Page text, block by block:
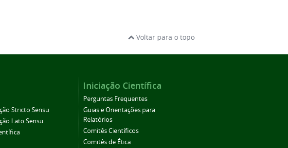
Voltar para o topo
Stricto Sensu
Lato Sensu
Iniciação Científica
Perguntas Frequentes
Guias e Orientações para
Relatórios
Comitês Científicos
Comitês de Ética